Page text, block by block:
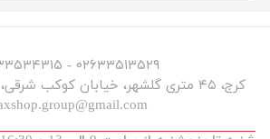
۰۲۶۳۳۵۱۳۵۲۹ - ۰۲۶۳۳۵۳۴۳۱۵
کرج، ۴۵ متری گلشهر، خیابان کوکب شرقی، عکس و فیلم مکث